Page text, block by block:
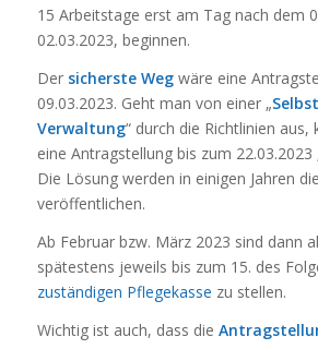
15 Arbeitstage erst am Tag nach dem
02.03.2023, beginnen.
Dersicherste Wegwäre eine
09.03.2023. Geht man von einer „
Verwaltung“ durch die Richtlinien
eine Antragstellung bis zum 22.03.2023
Die Lösung werden in einigen Jahren
veröffentlichen.
Ab Februar bzw. März 2023 sind dann
spätestens jeweils bis zum 15. des
zuständigen Pflegekasse zu stellen.
Wichtig ist auch, dass die